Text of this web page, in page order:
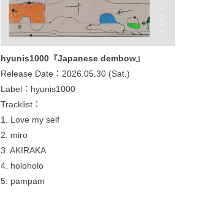
hyunis1000『Japanese dembow』
Release Date：2026.05.30 (Sat.)
Label：hyunis1000
Tracklist：
1. Love my self
2. miro
3. AKIRAKA
4. holoholo
5. pampam